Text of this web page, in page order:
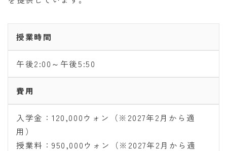
授業時間
午後2:00～午後5:50
費用
入学金：120,000ウォン（※2027年2月から適
用）
授業料：950,000ウォン（※2027年2月から適